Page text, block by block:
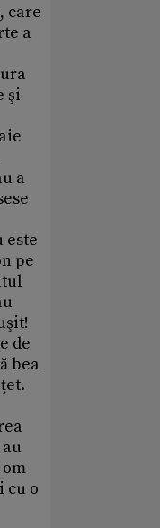
care
a
şi
a
este
pe
de
bea
cu o